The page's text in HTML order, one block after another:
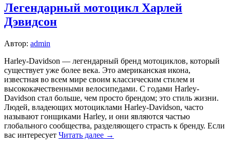
Легендарный мотоцикл Харлей
Дэвидсон
Автор: admin
Harley-Davidson — легендарный бренд мотоциклов, который
существует уже более века. Это американская икона,
известная во всем мире своим классическим стилем и
высококачественными велосипедами. С годами Harley-
Davidson стал больше, чем просто брендом; это стиль жизни.
Людей, владеющих мотоциклами Harley-Davidson, часто
называют гонщиками Harley, и они являются частью
глобального сообщества, разделяющего страсть к бренду. Если
вас интересует Читать далее →